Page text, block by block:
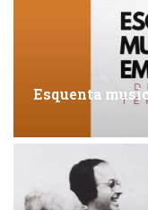
Esquenta